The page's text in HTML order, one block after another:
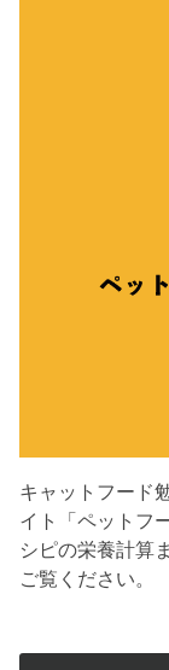
キャットフード
イト「ペットフ
シピの栄養計算
ご覧ください。